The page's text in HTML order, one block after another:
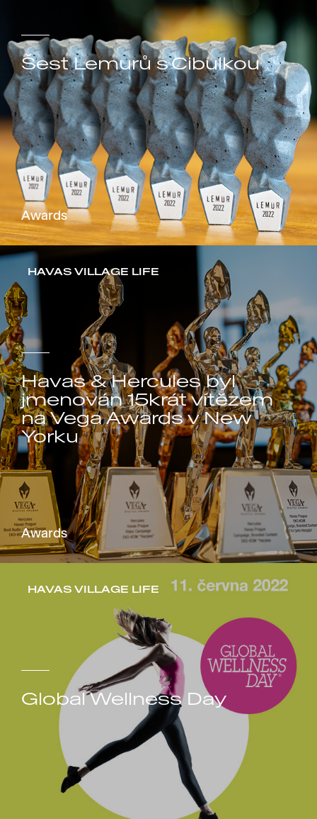
Šest Lemurů s Cibulkou
Awards
HAVAS VILLAGE LIFE
Havas & Hercules byl
jmenován 15krát vítězem
na Vega Awards v New
Yorku
Awards
HAVAS VILLAGE LIFE
Global Wellness Day